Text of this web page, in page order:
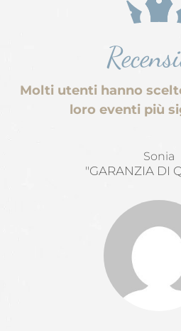
Molti utenti hanno
loro eventi più
Sonia
"GARANZIA DI